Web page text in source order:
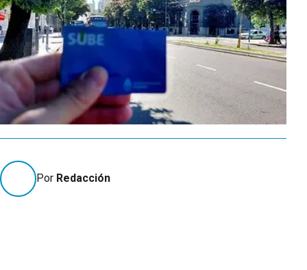
Por Redacción